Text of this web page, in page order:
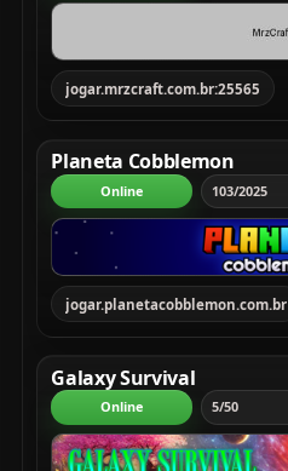
jogar.mrzcraft.com.br:25565
jogar.planetacobblemon.com.br
Planeta Cobblemon
Online 103/2025
Galaxy Survival
Online 5/50